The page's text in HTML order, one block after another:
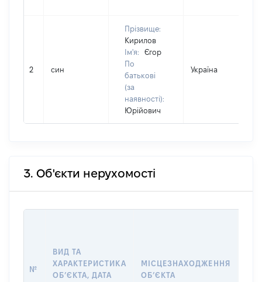
2 син
Прізвище:
Кирилов
Ім'я:
Єгор
По
батькові
(за
наявності):
Юрійович
Україна
3. Об'єкти нерухомості
№
ВИД ТА
ХАРАКТЕРИСТИКА
ОБʼЄКТА, ДАТА
МІСЦЕЗНАХОДЖЕННЯ
ОБʼЄКТА